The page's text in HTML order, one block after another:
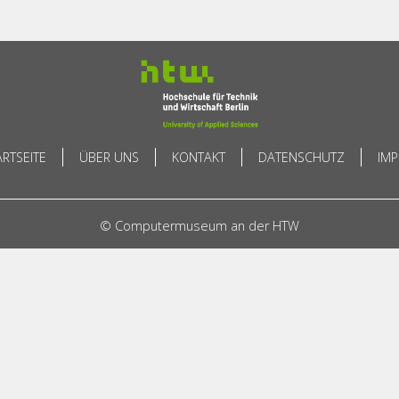
ÜBER UNS KONTAKT DATENSCHUTZ
© Computermuseum an der HTW